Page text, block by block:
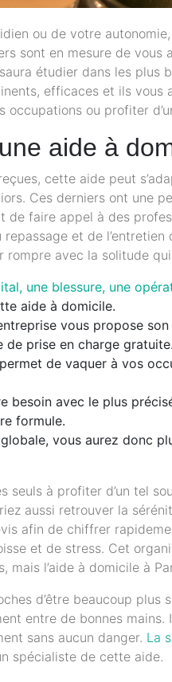
ou de votre
sont en mesure de
étudier dans les plus
efficaces et ils vous
occupations ou profiter
aide à
cette aide peut
Ces derniers ont une
de faire appel à des
et de
rompre avec la solitude
une blessure, une
aide à domicile.
vous propose
de prise en charge gratuite.
de vaquer à vos
besoin avec le plus
formule.
vous aurez donc
seuls à profiter d’un tel
aussi retrouver la
afin de chiffrer
et de stress. Cet
mais l’aide à domicile à
d’être beaucoup plus
entre de bonnes
sans aucun danger. La
spécialiste de cette aide.